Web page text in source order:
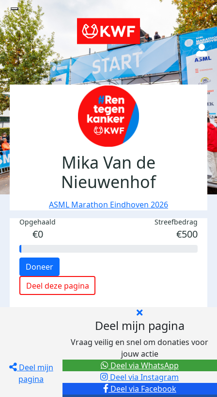
Mika Van de
Nieuwenhof
ASML Marathon Eindhoven 2026
Opgehaald
€0
Streefbedrag
€500
Doneer
Deel deze pagina
Deel mijn
pagina
Deel mijn pagina
Vraag veilig en snel om donaties voor
jouw actie
Deel via Facebook
Deel via Instagram
Deel via WhatsApp